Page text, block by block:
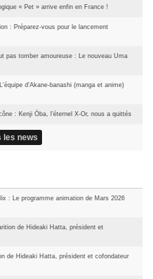
« Pet » arrive enfin en France !
: Préparez-vous pour le lancement
pas tomber amoureuse : Le nouveau Uma
d'Akane-banashi (manga et anime)
: Kenji Ōba, l'éternel X-Or, nous a quittés
les news
: Le programme animation de Mars 2026
de Hideaki Hatta, président et
de Hideaki Hatta, président et cofondateur